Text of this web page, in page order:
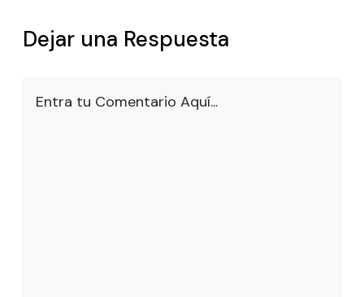
Dejar una Respuesta
Entra tu Comentario Aquí...